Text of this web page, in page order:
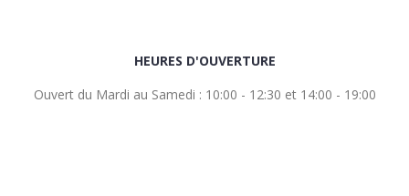
HEURES D'OUVERTURE
Ouvert du Mardi au Samedi : 10:00 - 12:30 et 14:00 - 19:00